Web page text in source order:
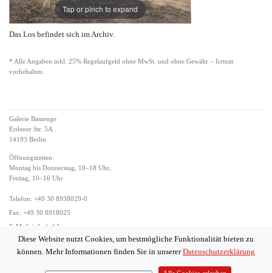
Tap or pinch to expand
Das Los befindet sich im Archiv.
* Alle Angaben inkl. 25% Regelaufgeld ohne MwSt. und ohne Gewähr – Irrtum
vorbehalten.
Galerie Bassenge
Erdener Str. 5A
14193 Berlin
Öffnungszeiten:
Montag bis Donnerstag, 10–18 Uhr,
Freitag, 10–16 Uhr
Telefon: +49 30 8938029-0
Fax: +49 30 8918025
E-Mail: info (at) bassenge.com
Diese Website nutzt Cookies, um bestmögliche Funktionalität bieten zu
können. Mehr Informationen finden Sie in unsererDatenschutzerklärung